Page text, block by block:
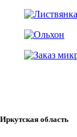
Иркутская область